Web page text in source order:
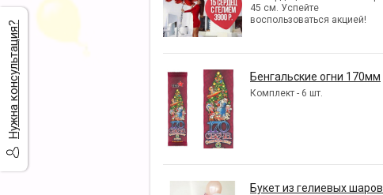
45 см. Успейте
воспользоваться акцией!
Бенгальские огни 170мм
Комплект - 6 шт.
Букет из гелиевых шаров
Нужна консультация?